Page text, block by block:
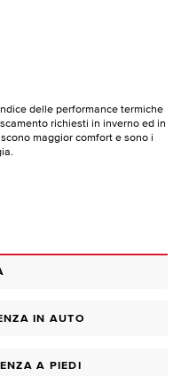
delle performance termiche
richiesti in inverno ed in
maggior comfort e sono i
IN AUTO
A PIEDI